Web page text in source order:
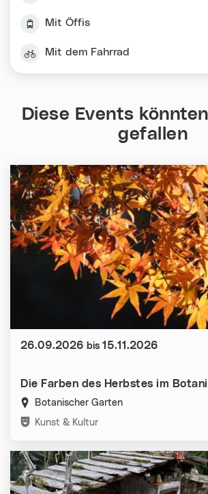
Mit Öffis
Mit dem Fahrrad
Diese Events
gefallen
Die Farben des Herbstes im
Botanischer Garten
Kategorien:
Kunst & Kultur
Datum:
26.09.2026 bis 15.11.2026